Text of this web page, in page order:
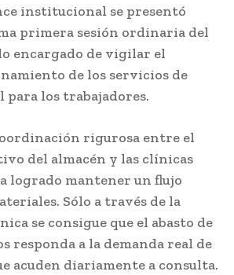
institucional se presentó
primera sesión ordinaria del
encargado de vigilar el
de los servicios de
para los trabajadores.
rigurosa entre el
del almacén y las clínicas
logrado mantener un flujo
Sólo a través de la
se consigue que el abasto de
responda a la demanda real de
acuden diariamente a consulta.